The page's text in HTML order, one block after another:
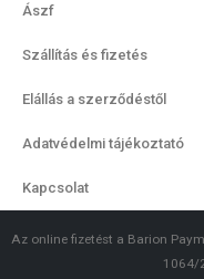
Ászf
Szállítás és fizetés
Elállás a szerződéstől
Adatvédelmi tájékoztató
Kapcsolat
Az online fizetést a Barion
1064/